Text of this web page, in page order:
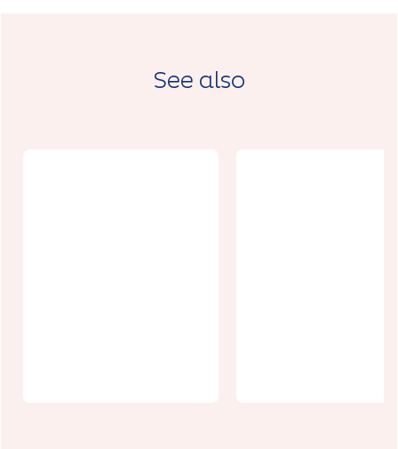
See also